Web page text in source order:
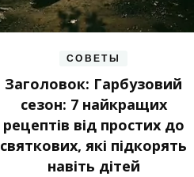
СОВЕТЫ
Заголовок: Гарбузовий
сезон: 7 найкращих
рецептів від простих до
святкових, які підкорять
навіть дітей